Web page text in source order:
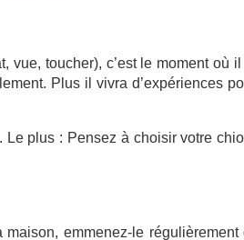
vue, toucher), c’est le moment où
Plus il vivra d’expériences
plus : Pensez à choisir votre
emmenez-le